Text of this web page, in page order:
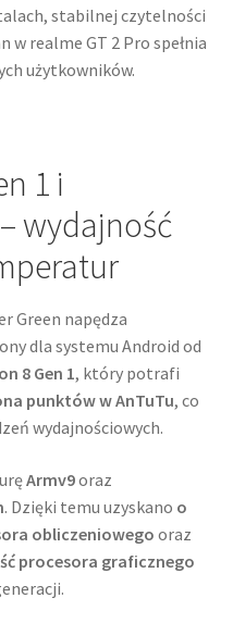
stabilnej czytelności
w realme GT 2 Pro spełnia
użytkowników.
1 i
wydajność
Green napędza
dla systemu Android od
8 Gen 1, który potrafi
punktów w AnTuTu, co
wydajnościowych.
Armv9oraz
. Dzięki temu uzyskano o
obliczeniowego oraz
procesora graficznego